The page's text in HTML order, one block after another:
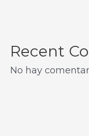
Recent
No hay